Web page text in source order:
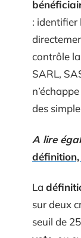
: identifier
contrôle
SARL,
des
A lire
La
sur deux
seuil de